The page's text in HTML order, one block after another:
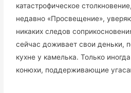
катастрофическое
недавно «Просвещение»,
никаких следов
сейчас доживает свои деньки,
кухне у камелька. Только
конюхи, поддерживающие